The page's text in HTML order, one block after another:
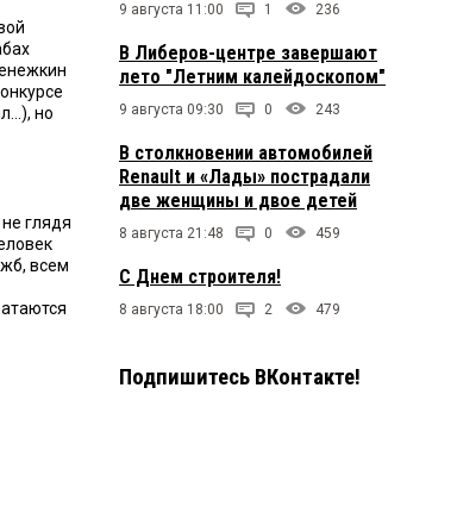
но
глядя
всем
9 августа 11:00 1 236
В Либеров-центре завершают
лето "Летним калейдоскопом"
9 августа 09:30 0 243
В столкновении автомобилей
Renault и «Лады» пострадали
две женщины и двое детей
8 августа 21:48 0 459
С Днем строителя!
8 августа 18:00 2 479
Подпишитесь ВКонтакте!